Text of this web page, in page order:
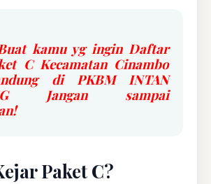
kamu yg ingin Daftar
C Kecamatan Cinambo
di PKBM INTAN
Jangan sampai
Paket C?